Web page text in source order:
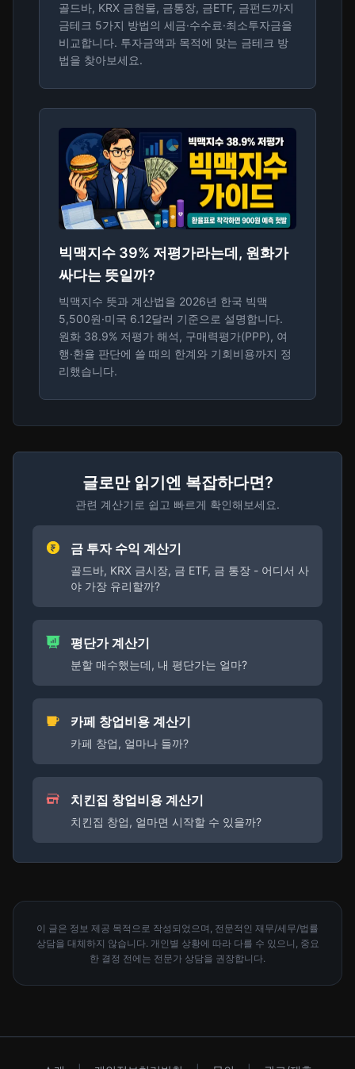
골드바, KRX 금현물, 금통장, 금ETF, 금펀드까지
금테크 5가지 방법의 세금·수수료·최소투자금을
비교합니다. 투자금액과 목적에 맞는 금테크 방
법을 찾아보세요.
빅맥지수 39% 저평가라는데, 원화가
싸다는 뜻일까?
빅맥지수 뜻과 계산법을 2026년 한국 빅맥
5,500원·미국 6.12달러 기준으로 설명합니다.
원화 38.9% 저평가 해석, 구매력평가(PPP), 여
행·환율 판단에 쓸 때의 한계와 기회비용까지 정
리했습니다.
글로만 읽기엔 복잡하다면?
관련 계산기로 쉽고 빠르게 확인해보세요.
금 투자 수익 계산기
골드바, KRX 금시장, 금 ETF, 금 통장 - 어디서 사
야 가장 유리할까?
평단가 계산기
분할 매수했는데, 내 평단가는 얼마?
카페 창업비용 계산기
카페 창업, 얼마나 들까?
치킨집 창업비용 계산기
치킨집 창업, 얼마면 시작할 수 있을까?
이 글은 정보 제공 목적으로 작성되었으며, 전문적인 재무/세무/법률
상담을 대체하지 않습니다. 개인별 상황에 따라 다를 수 있으니, 중요
한 결정 전에는 전문가 상담을 권장합니다.